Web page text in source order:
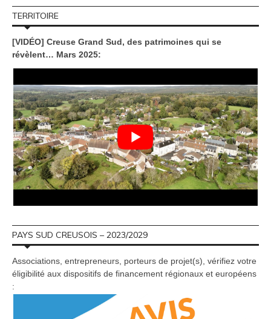
TERRITOIRE
[VIDÉO] Creuse Grand Sud, des patrimoines qui se
révèlent… Mars 2025:
PAYS SUD CREUSOIS – 2023/2029
Associations, entrepreneurs, porteurs de projet(s), vérifiez votre
éligibilité aux dispositifs de financement régionaux et européens
: